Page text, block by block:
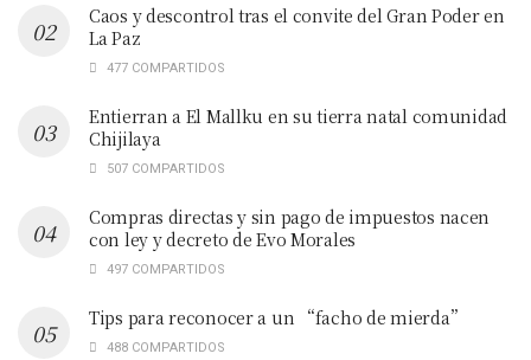
Caos y descontrol tras el convite del Gran Poder en
La Paz
477 COMPARTIDOS
Entierran a El Mallku en su tierra natal comunidad
Chijilaya
507 COMPARTIDOS
Compras directas y sin pago de impuestos nacen
con ley y decreto de Evo Morales
497 COMPARTIDOS
Tips para reconocer a un “facho de mierda”
488 COMPARTIDOS